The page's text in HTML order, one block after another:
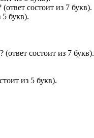
состоит из 7 букв).
букв).
состоит из 7 букв).
из 5 букв).